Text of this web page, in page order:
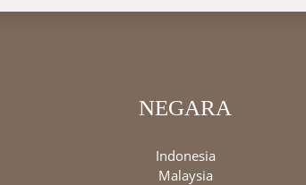
NEGARA
Indonesia
Malaysia